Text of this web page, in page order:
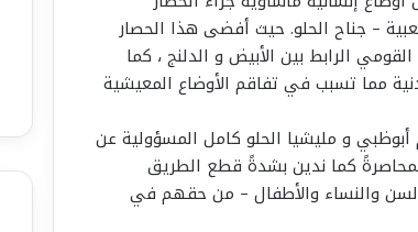
– جناح الحلو. حيث أفضى هذا الحصار
الرابط بين الأبيض و الدلنج ، كما
مما تسبب في تفاقم الأوضاع المعيشية
و مليشيا الحلو كامل المسؤولية عن
كما ندين بشدةً قطع الطريق
والنساء والأطفال – من حقهم في